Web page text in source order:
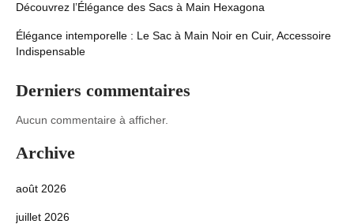
Découvrez l’Élégance des Sacs à Main Hexagona
Élégance intemporelle : Le Sac à Main Noir en Cuir, Accessoire
Indispensable
Derniers commentaires
Aucun commentaire à afficher.
Archive
août 2026
juillet 2026